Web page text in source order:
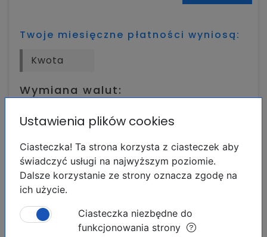
Twoje miesięczne płatności wyniosą:
Wymiana walut:
Funt szterling:
Rubel rosyjski:61 126 333.33 RUB
Frank szwajcarski:
438 467.34 CHF
Dolar amerykański:540 448.24 USD
Korona norweska:5 145 839.29 NOK
Korona szwedzka:
Polski złoty:2 017 169.00 PLN
Ustawienia plików cookies
Ciasteczka! Ta strona korzysta z ciasteczek aby
świadczyć usługi na najwyższym poziomie.
Dalsze korzystanie ze strony oznacza zgodę na
ich użycie.
Ciasteczka niezbędne do
funkcjonowania strony